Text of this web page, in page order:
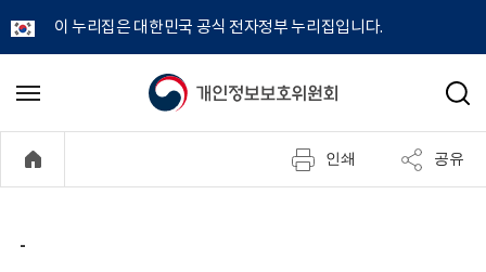
이 누리집은 대한민국 공식 전자정부 누리집입니다.
개
정
메
기
검
인쇄 공유
-